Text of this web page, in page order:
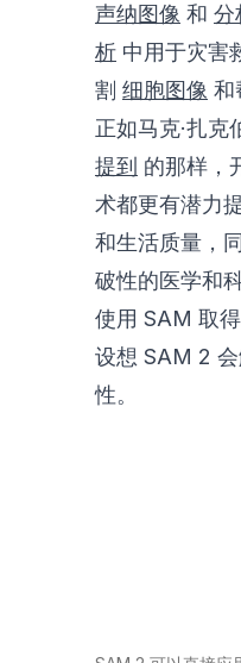
声纳图像 和 分
析 中用于灾害
割 细胞图像 和
正如马克·扎克
提到 的那样，
术都更有潜力
和生活质量，
破性的医学和
使用 SAM 取
设想 SAM 2
性。